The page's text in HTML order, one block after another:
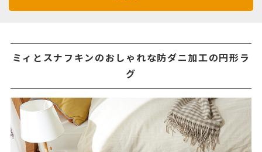
ミィとスナフキンのおしゃれな防ダニ加工の円形ラ
グ